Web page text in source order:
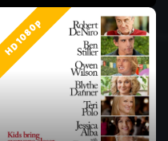
HD 1080p